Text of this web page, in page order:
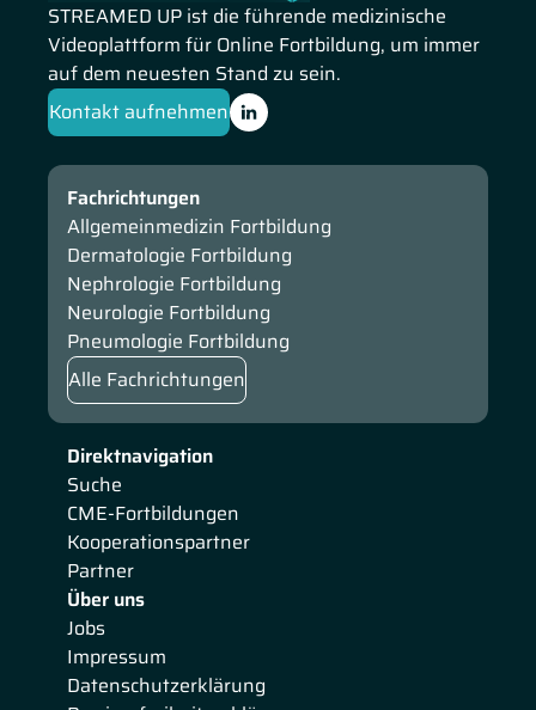
STREAMED UP ist die führende medizinische
Videoplattform für Online Fortbildung, um immer
auf dem neuesten Stand zu sein.
Kontakt aufnehmen
Direktnavigation
Suche
CME-Fortbildungen
Kooperationspartner
Partner
Über uns
Jobs
Impressum
Datenschutzerklärung
Fachrichtungen
Allgemeinmedizin Fortbildung
Dermatologie Fortbildung
Nephrologie Fortbildung
Neurologie Fortbildung
Pneumologie Fortbildung
Alle Fachrichtungen